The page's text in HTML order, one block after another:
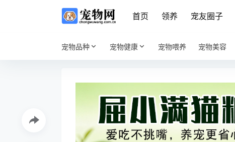
首页 领养 宠友圈子
宠物品种 宠物健康 宠物喂养 宠物美容